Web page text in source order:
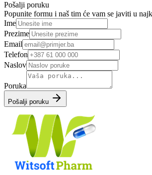
Pošalji poruku
Popunite formu i naš tim će vam se javiti u
Ime
Prezime
Email
Telefon
Naslov
Poruka
Pošalji poruku